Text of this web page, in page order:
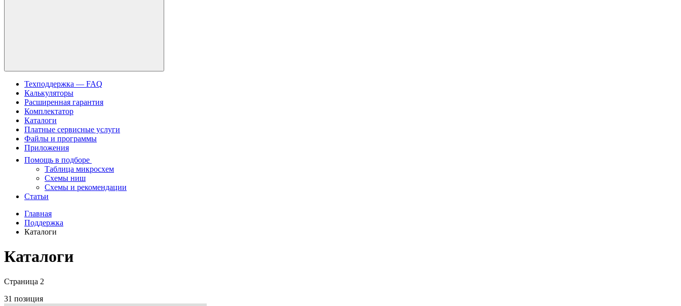
Техподдержка — FAQ
Калькуляторы
Расширенная гарантия
Комплектатор
Каталоги
Платные сервисные услуги
Файлы и программы
Приложения
Помощь в подборе
Таблица микросхем
Схемы ниш
Схемы и рекомендации
Статьи
Главная
Поддержка
Каталоги
Каталоги
Страница 2
31 позиция